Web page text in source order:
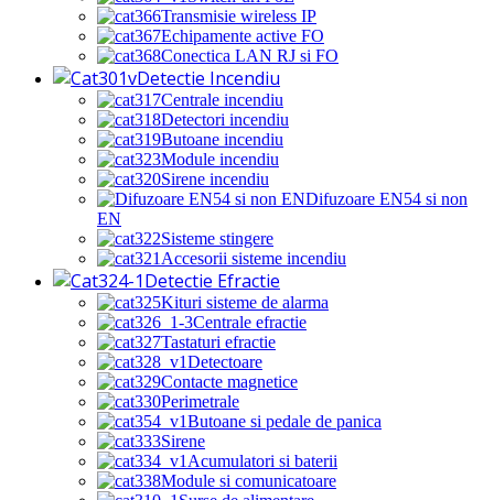
Transmisie wireless IP
Echipamente active FO
Conectica LAN RJ si FO
Detectie Incendiu
Centrale incendiu
Detectori incendiu
Butoane incendiu
Module incendiu
Sirene incendiu
Difuzoare EN54 si non
EN
Sisteme stingere
Accesorii sisteme incendiu
Detectie Efractie
Kituri sisteme de alarma
Centrale efractie
Tastaturi efractie
Detectoare
Contacte magnetice
Perimetrale
Butoane si pedale de panica
Sirene
Acumulatori si baterii
Module si comunicatoare